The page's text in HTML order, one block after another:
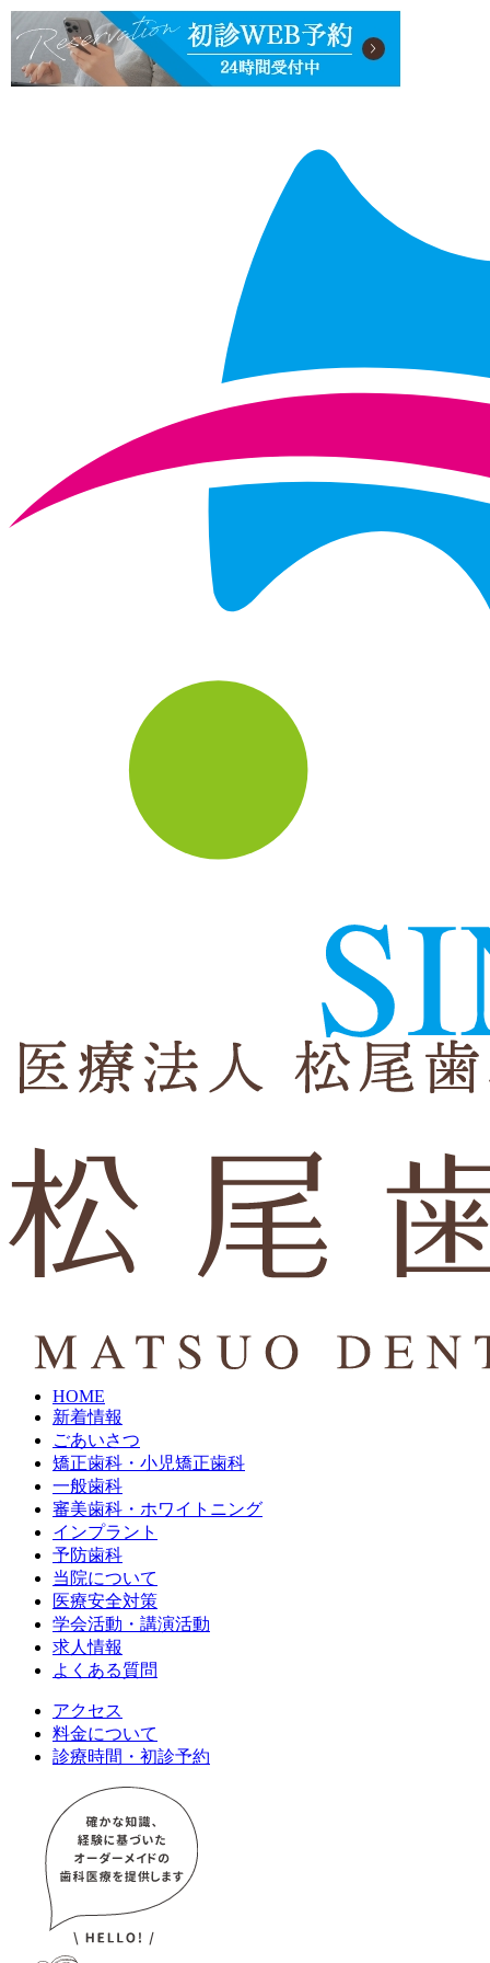
HOME
新着情報
ごあいさつ
矯正歯科・小児矯正歯科
一般歯科
審美歯科・ホワイトニング
インプラント
予防歯科
当院について
医療安全対策
学会活動・講演活動
求人情報
よくある質問
アクセス
料金について
診療時間・初診予約